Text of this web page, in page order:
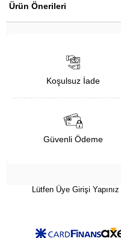
Ürün Önerileri
Koşulsuz İade
Güvenli Ödeme
Lütfen Üye Girişi Yapınız